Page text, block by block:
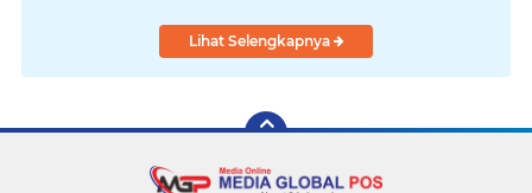
Lihat Selengkapnya